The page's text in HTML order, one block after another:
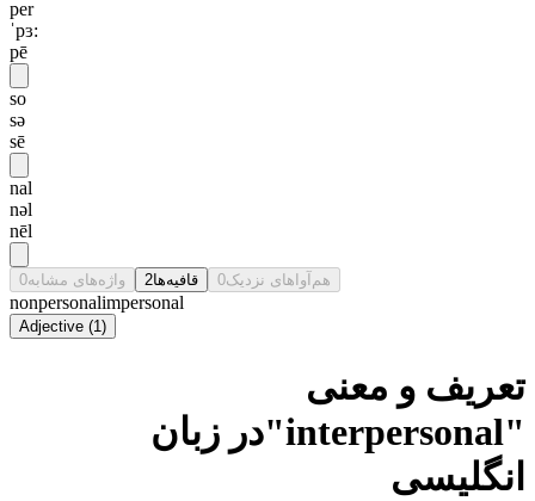
per
ˈpɜ:
pē
so
sə
sē
nal
nəl
nēl
واژه‌های مشابه0 قافیه‌ها2 هم‌آواهای نزدیک0
nonpersonalimpersonal
Adjective (1)
تعریف و معنی
"interpersonal"در زبان
انگلیسی